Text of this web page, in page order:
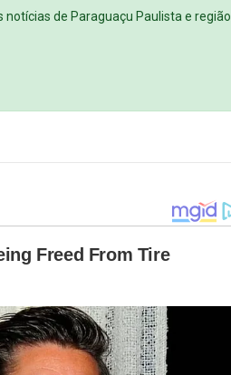
de Paraguaçu Paulista e região